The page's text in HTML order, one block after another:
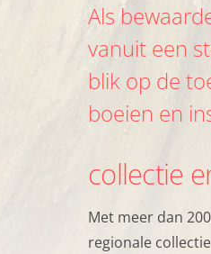
Als
vanuit een
blik op de
boeien en
collectie
Met meer dan
regionale